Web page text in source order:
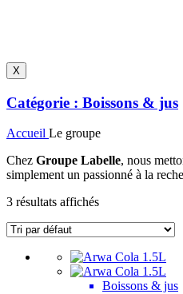
X
Catégorie : Boissons & jus
Accueil Le groupe
Chez Groupe Labelle, nous
simplement un passionné à la
3 résultats affichés
Boissons & jus